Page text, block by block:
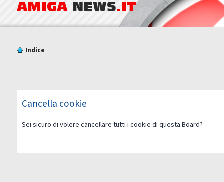
AMIGA NEWS.IT
Indice
Cancella cookie
Sei sicuro di volere cancellare tutti i cookie di questa Board?